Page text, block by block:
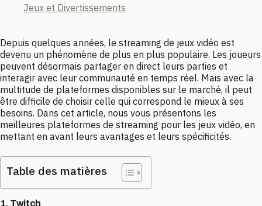
Jeux et Divertissements
Depuis quelques années, le streaming de jeux vidéo est
devenu un phénomène de plus en plus populaire. Les joueurs
peuvent désormais partager en direct leurs parties et
interagir avec leur communauté en temps réel. Mais avec la
multitude de plateformes disponibles sur le marché, il peut
être difficile de choisir celle qui correspond le mieux à ses
besoins. Dans cet article, nous vous présentons les
meilleures plateformes de streaming pour les jeux vidéo, en
mettant en avant leurs avantages et leurs spécificités.
Table des matières
1. Twitch